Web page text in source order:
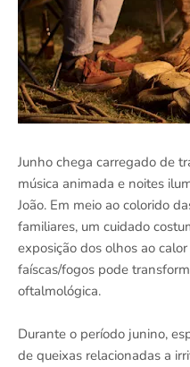
Junho chega carregado de
música animada e noites
João. Em meio ao colorido
familiares, um cuidado
exposição dos olhos ao
faíscas/fogos pode
oftalmológica.
Durante o período junino,
de queixas relacionadas a